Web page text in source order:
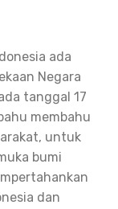
ada
Negara
tanggal 17
membahu
untuk
bumi
dan